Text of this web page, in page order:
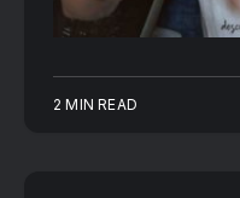
2 MIN READ